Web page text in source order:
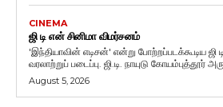
CINEMA
ஜி டி என் சினிமா விமர்சனம்
'இந்தியாவின் எடிசன்' என்று போற்றப்படக்கூடிய ஜி
வரலாற்றுப் படைப்பு. ஜி.டி. நாயுடு
August 5, 2026